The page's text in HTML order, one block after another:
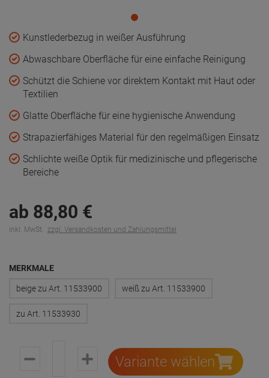
Kunstlederbezug in weißer Ausführung
Abwaschbare Oberfläche für eine einfache Reinigung
Schützt die Schiene vor direktem Kontakt mit Haut oder
Textilien
Glatte Oberfläche für eine hygienische Anwendung
Strapazierfähiges Material für den regelmäßigen Einsatz
Schlichte weiße Optik für medizinische und pflegerische
Bereiche
ab 88,80 €
inkl. MwSt. zzgl. Versandkosten und Zahlungsmittel
MERKMALE
beige zu Art. 11533900 weiß zu Art. 11533900
zu Art. 11533930
Variante wählen